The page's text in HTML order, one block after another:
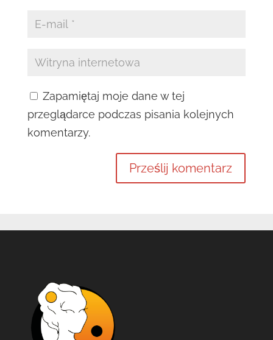
Zapamiętaj moje dane w tej
przeglądarce podczas pisania kolejnych
komentarzy.